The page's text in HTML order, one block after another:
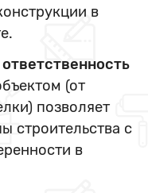
в
(от
позволяет
строительства с
в